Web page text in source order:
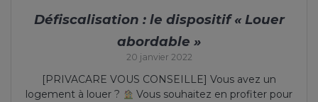
Défiscalisation : le dispositif « Louer
abordable »
20 janvier 2022
[PRIVACARE VOUS CONSEILLE] Vous avez un
logement à louer ?
Vous souhaitez en profiter pour